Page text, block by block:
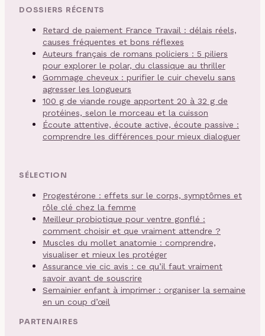
DOSSIERS RÉCENTS
Retard de paiement France Travail : délais réels,
causes fréquentes et bons réflexes
Auteurs français de romans policiers : 5 piliers
pour explorer le polar, du classique au thriller
Gommage cheveux : purifier le cuir chevelu sans
agresser les longueurs
100 g de viande rouge apportent 20 à 32 g de
protéines, selon le morceau et la cuisson
Écoute attentive, écoute active, écoute passive :
comprendre les différences pour mieux dialoguer
SÉLECTION
Progestérone : effets sur le corps, symptômes et
rôle clé chez la femme
Meilleur probiotique pour ventre gonflé :
comment choisir et que vraiment attendre ?
Muscles du mollet anatomie : comprendre,
visualiser et mieux les protéger
Assurance vie cic avis : ce qu’il faut vraiment
savoir avant de souscrire
Semainier enfant à imprimer : organiser la semaine
en un coup d’œil
PARTENAIRES